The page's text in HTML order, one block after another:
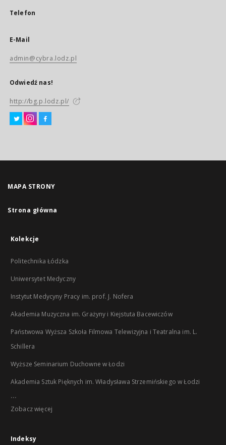
Telefon
E-Mail
admin@cybra.lodz.pl
Odwiedź nas!
http://bg.p.lodz.pl/
MAPA STRONY
Strona główna
Kolekcje
Politechnika Łódzka
Uniwersytet Medyczny
Instytut Medycyny Pracy im. prof. J. Nofera
Akademia Muzyczna im. Grażyny i Kiejstuta Bacewiczów
Państwowa Wyższa Szkoła Filmowa Telewizyjna i Teatralna im. L.
Schillera
Wyższe Seminarium Duchowne w Łodzi
Akademia Sztuk Pięknych im. Władysława Strzemińskiego w Łodzi
...
Zobacz więcej
Indeksy